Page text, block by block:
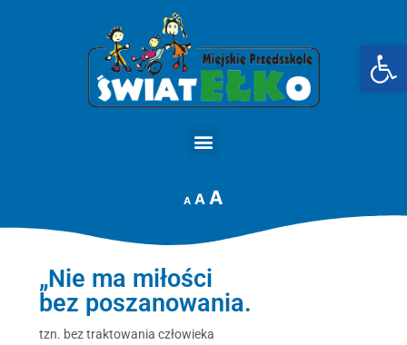
A A A
„Nie ma miłości
bez poszanowania.
tzn. bez traktowania człowieka